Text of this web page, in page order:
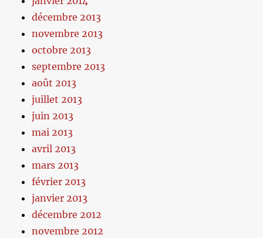
décembre 2013
novembre 2013
octobre 2013
septembre 2013
août 2013
juillet 2013
juin 2013
mai 2013
avril 2013
mars 2013
février 2013
janvier 2013
décembre 2012
novembre 2012